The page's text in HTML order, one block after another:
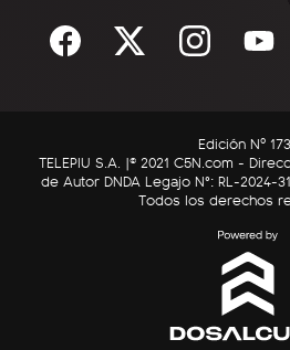
Sociedad
C5N Autos
RatingCero
Términos y condiciones
Edición Nº
TELEPIU S.A. |© 2021 C5N.com -
de Autor DNDA Legajo N°: RL-2024-
Todos los derechos